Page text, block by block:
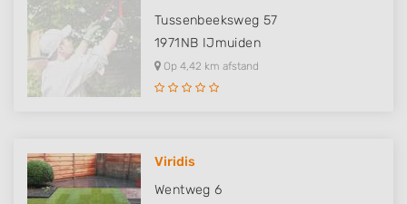
Tussenbeeksweg 57
1971NB IJmuiden
Op 4,42 km afstand
Viridis
Wentweg 6